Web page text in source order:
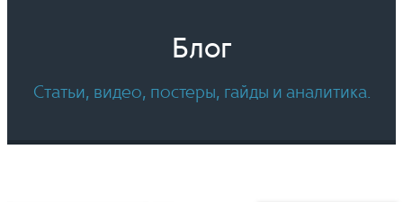
Блог
Статьи, видео, постеры, гайды и аналитика.